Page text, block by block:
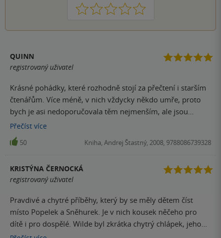
1 2 3 4 5
QUINN
registrovaný uživatel
Krásné pohádky, které rozhodně stojí za přečtení i starším
čtenářům. Více méně, v nich vždycky někdo umře, proto
bych je asi nedoporučovala těm nejmenším, ale jsou
opravdu hodně k zamyšlení.
Přečíst více
50 Kniha, Andrej Štastný, 2008, 9788086739328
KRISTÝNA ČERNOCKÁ
registrovaný uživatel
Pravdivé a chytré příběhy, který by se měly dětem číst
místo Popelek a Sněhurek. Je v nich kousek něčeho pro
dítě i pro dospělé. Wilde byl zkrátka chytrý chlápek, jeho
pohádky mají duši.